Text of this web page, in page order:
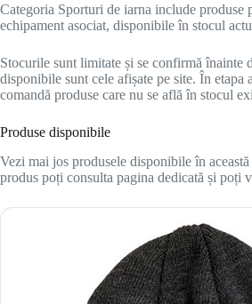
Categoria Sporturi de iarna include produse
echipament asociat, disponibile în stocul
Stocurile sunt limitate și se confirmă înainte
disponibile sunt cele afișate pe site. În etapa
comandă produse care nu se află în stocul
Produse disponibile
Vezi mai jos produsele disponibile în
produs poți consulta pagina dedicată și poți